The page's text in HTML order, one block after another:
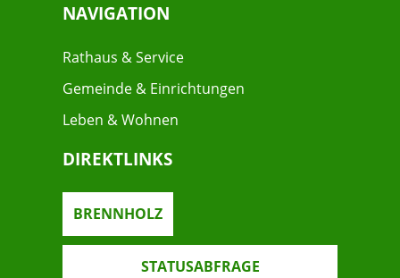
NAVIGATION
Rathaus & Service
Gemeinde & Einrichtungen
Leben & Wohnen
DIREKTLINKS
BRENNHOLZ
STATUSABFRAGE